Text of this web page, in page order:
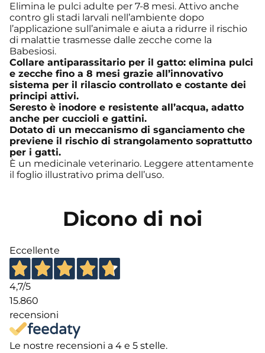
Elimina le pulci adulte per 7-8 mesi. Attivo anche
contro gli stadi larvali nell’ambiente dopo
l’applicazione sull’animale e aiuta a ridurre il rischio
di malattie trasmesse dalle zecche come la
Babesiosi.
Collare antiparassitario per il gatto: elimina pulci
e zecche fino a 8 mesi grazie all’innovativo
sistema per il rilascio controllato e costante dei
principi attivi.
Seresto è inodore e resistente all’acqua, adatto
anche per cuccioli e gattini.
Dotato di un meccanismo di sganciamento che
previene il rischio di strangolamento soprattutto
per i gatti.
È un medicinale veterinario. Leggere attentamente
il foglio illustrativo prima dell’uso.
Dicono di noi
Eccellente
4,7/5
15.860
recensioni
Le nostre recensioni a 4 e 5 stelle.